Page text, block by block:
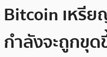
Bitcoin เหรี
กำลังจะถูกขุ